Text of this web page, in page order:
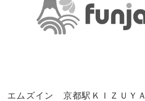
エムズイン 京都駅ＫＩＺＵＹＡ